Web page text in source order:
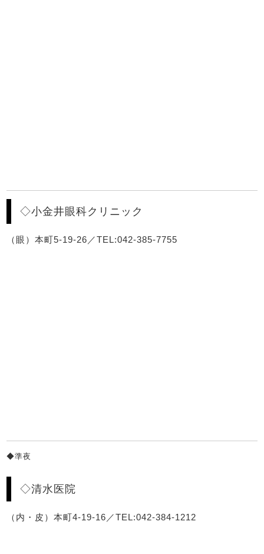
◇小金井眼科クリニック
（眼）本町5-19-26／TEL:042-385-7755
◆準夜
◇清水医院
（内・皮）本町4-19-16／TEL:042-384-1212